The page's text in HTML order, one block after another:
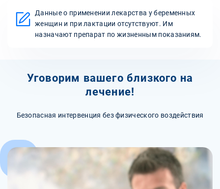
Данные о применении лекарства у беременных
женщин и при лактации отсутствуют. Им
назначают препарат по жизненным показаниям.
Уговорим вашего близкого на
лечение!
Безопасная интервенция без физического воздействия